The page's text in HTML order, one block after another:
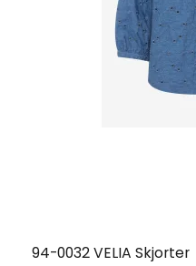
94-0032 VELIA Skjorter